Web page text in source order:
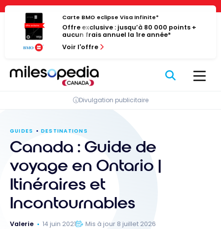
Panneau de gestion des cookies
Passer
contenu
Carte BMO eclipse Visa Infinite*
Offre exclusive : jusqu’à 80 000 points +
aucun frais annuel la 1re année*
Voir l'offre
Divulgation publicitaire
GUIDES DESTINATIONS
Canada : Guide de
voyage en Ontario |
Itinéraires et
Incontournables
Valerie 14 juin 2021
Mis à jour 8 juillet 2026